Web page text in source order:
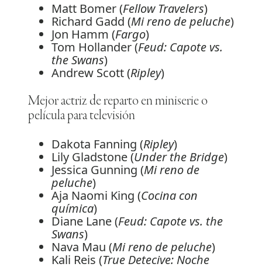
Matt Bomer (Fellow Travelers)
Richard Gadd (Mi reno de peluche)
Jon Hamm (Fargo)
Tom Hollander (Feud: Capote vs.
the Swans)
Andrew Scott (Ripley)
Mejor actriz de reparto en miniserie o
película para televisión
Dakota Fanning (Ripley)
Lily Gladstone (Under the Bridge)
Jessica Gunning (Mi reno de
peluche)
Aja Naomi King (Cocina con
química)
Diane Lane (Feud: Capote vs. the
Swans)
Nava Mau (Mi reno de peluche)
Kali Reis (True Detecive: Noche